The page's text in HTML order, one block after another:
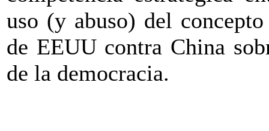
uso (y abuso) del
de EEUU contra China
de la democracia.